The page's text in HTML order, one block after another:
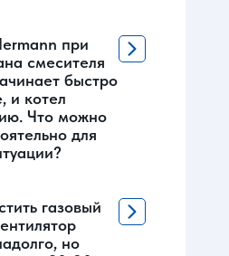
при
смесителя
быстро
и котел
Что можно
для
газовый
но